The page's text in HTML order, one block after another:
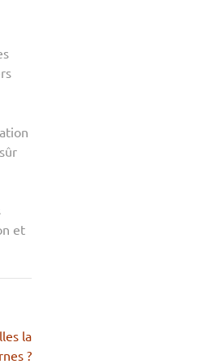
et
la
?